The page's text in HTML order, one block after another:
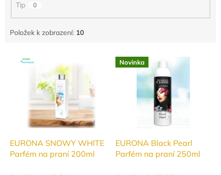
Tip 0
Položek k zobrazení: 10
EURONA SNOWY WHITE
Parfém na praní 200ml
Novinka
EURONA Black Pearl
Parfém na praní 250ml